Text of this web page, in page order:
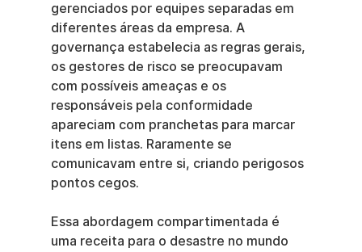
gerenciados por equipes separadas em
diferentes áreas da empresa. A
governança estabelecia as regras gerais,
os gestores de risco se preocupavam
com possíveis ameaças e os
responsáveis pela conformidade
apareciam com pranchetas para marcar
itens em listas. Raramente se
comunicavam entre si, criando perigosos
pontos cegos.
Essa abordagem compartimentada é
uma receita para o desastre no mundo